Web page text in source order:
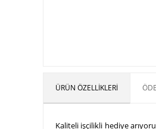
ÜRÜN ÖZELLIKLERI
Kaliteli işçilikli hediye